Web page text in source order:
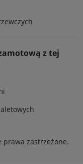
z tej
prawa zastrzeżone.